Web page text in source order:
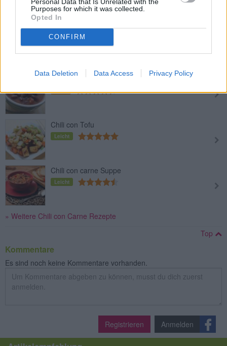
Purposes for which it was collected.
Opted In
CONFIRM
Data Deletion Data Access Privacy Policy
Chili con carne mit Faschiertem
Leicht
Original Mexiko Chili con carne
Chili con Tofu
Leicht
Chili con carne Suppe
Leicht
» Weitere Chili con Carne Rezepte
Top
Kommentare
Es sind noch keine Kommentare vorhanden.
Registrieren Anmelden